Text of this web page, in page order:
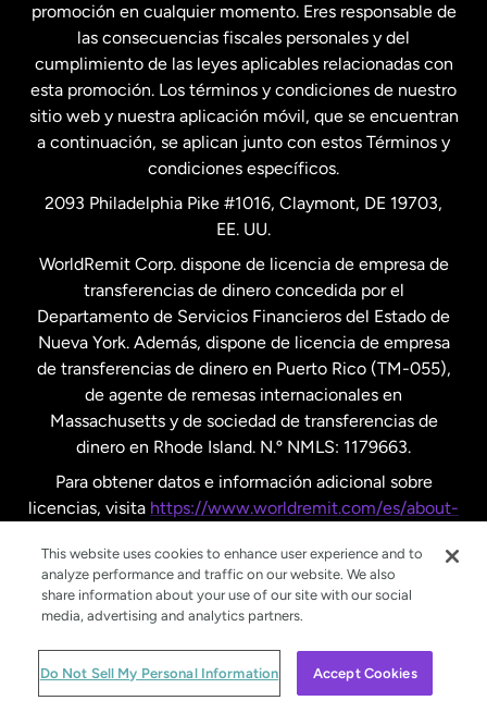
Malasia
Nueva Zelanda
Países Bajos
Suecia
promoción en cualquier momento. Eres responsable de
las consecuencias fiscales personales y del
cumplimiento de las leyes aplicables relacionadas con
esta promoción. Los términos y condiciones de nuestro
sitio web y nuestra aplicación móvil, que se encuentran
a continuación, se aplican junto con estos Términos y
condiciones específicos.
2093 Philadelphia Pike #1016, Claymont, DE 19703,
EE. UU.
WorldRemit Corp. dispone de licencia de empresa de
transferencias de dinero concedida por el
Departamento de Servicios Financieros del Estado de
Nueva York. Además, dispone de licencia de empresa
de transferencias de dinero en Puerto Rico (TM-055),
de agente de remesas internacionales en
Massachusetts y de sociedad de transferencias de
dinero en Rhode Island. N.º NMLS: 1179663.
Para obtener datos e información adicional sobre
licencias, visita https://www.worldremit.com/es/about-
© WorldRemit 2024
This website uses cookies to enhance user experience and to
analyze performance and traffic on our website. We also
share information about your use of our site with our social
media, advertising and analytics partners.
Do Not Sell My Personal Information Accept Cookies